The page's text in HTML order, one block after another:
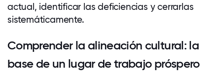
actual, identificar las deficiencias y cerrarlas
sistemáticamente.
Comprender la alineación cultural: la
base de un lugar de trabajo próspero